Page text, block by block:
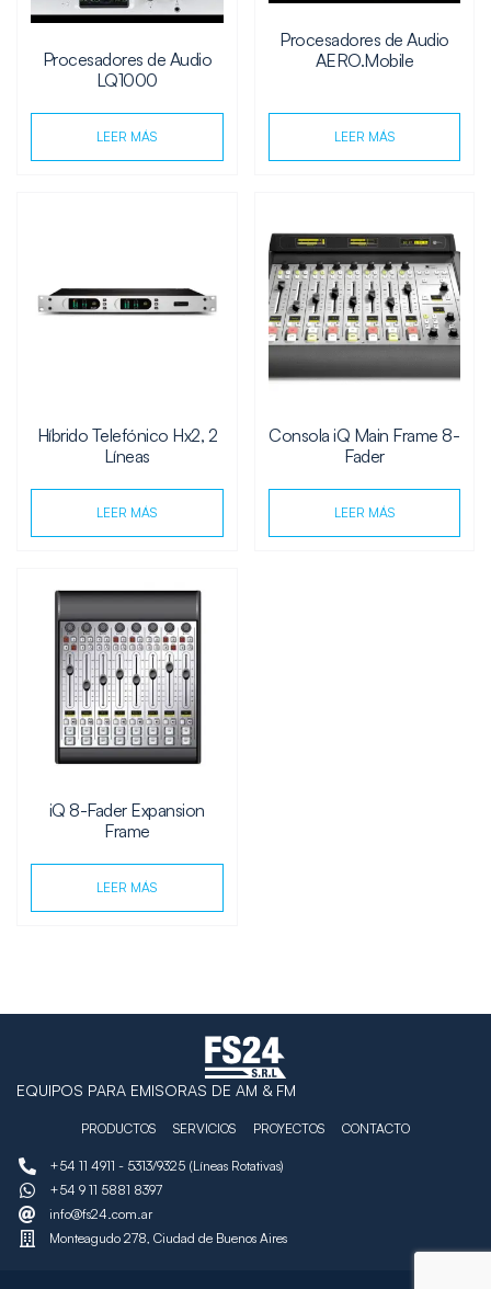
Procesadores de Audio
LQ1000
LEER MÁS
Procesadores de Audio
AERO.Mobile
LEER MÁS
Híbrido Telefónico Hx2, 2
Líneas
LEER MÁS
Consola iQ Main Frame 8-
Fader
LEER MÁS
iQ 8-Fader Expansion
Frame
LEER MÁS
EQUIPOS PARA EMISORAS DE AM & FM
PRODUCTOS SERVICIOS PROYECTOS CONTACTO
+54 11 4911 - 5313/9325 (Líneas Rotativas)
+54 9 11 5881 8397
info@fs24.com.ar
Monteagudo 278, Ciudad de Buenos Aires